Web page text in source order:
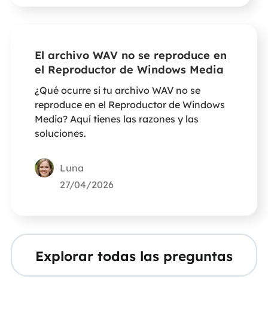
El archivo WAV no se reproduce en
el Reproductor de Windows Media
¿Qué ocurre si tu archivo WAV no se
reproduce en el Reproductor de Windows
Media? Aquí tienes las razones y las
soluciones.
Luna
27/04/2026
Explorar todas las preguntas